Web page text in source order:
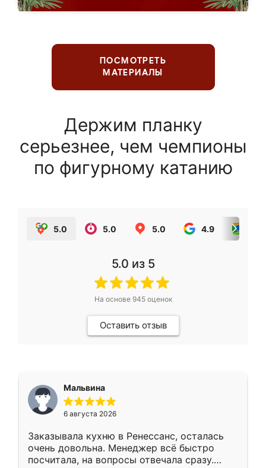
ПОСМОТРЕТЬ
МАТЕРИАЛЫ
Держим планку
серьезнее, чем чемпионы
по фигурному катанию
5.0 5.0 5.0 4.9
5.0 из 5
На основе 945оценок
Оставить отзыв
Мальвина
6 августа 2026
Заказывала кухню в Ренессанс, осталась
очень довольна. Менеджер всё быстро
посчитала, на вопросы отвечала сразу.